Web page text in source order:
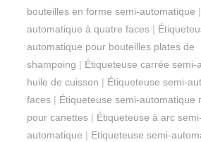
bouteilles en forme semi-automatique |
automatique à quatre faces |
automatique pour bouteilles plates de
shampoing | Étiqueteuse carrée semi-
huile de cuisson | Étiqueteuse semi-
faces | Étiqueteuse semi-automatique
pour canettes | Étiqueteuse à arc semi-
automatique | Etiqueteuse semi-